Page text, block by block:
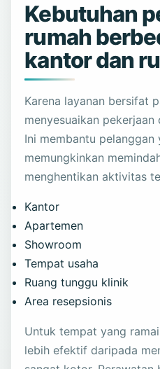
Kebutuhan
rumah
kantor dan
Karena layanan bersifat
menyesuaikan
Ini membantu pelanggan
memungkinkan
menghentikan aktivitas
Kantor
Apartemen
Showroom
Tempat usaha
Ruang tunggu klinik
Area resepsionis
Untuk tempat yang
lebih efektif daripada